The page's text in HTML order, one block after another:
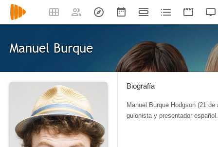
Manuel Burque
Biografía
Manuel Burque Hodgson (21
guionista y presentador